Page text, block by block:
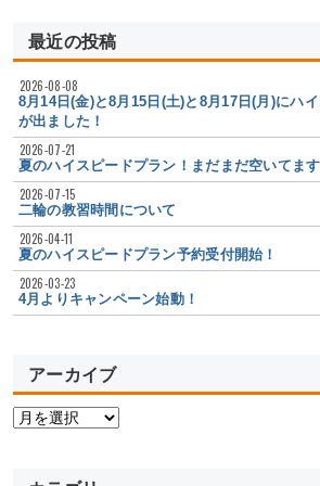
最近の投稿
8月14日(金)と8月15日(土)と8月17日(月)にハ
が出ました！
2026-08-08
夏のハイスピードプラン！まだまだ空いてます
2026-07-21
二輪の教習時間について
2026-07-15
夏のハイスピードプラン予約受付開始！
2026-04-11
4月よりキャンペーン始動！
2026-03-23
アーカイブ